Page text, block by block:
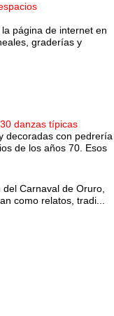
página de internet en
graderías y
danzas típicas
decoradas con pedrería
de los años 70. Esos
Carnaval de Oruro,
como relatos, tradi...